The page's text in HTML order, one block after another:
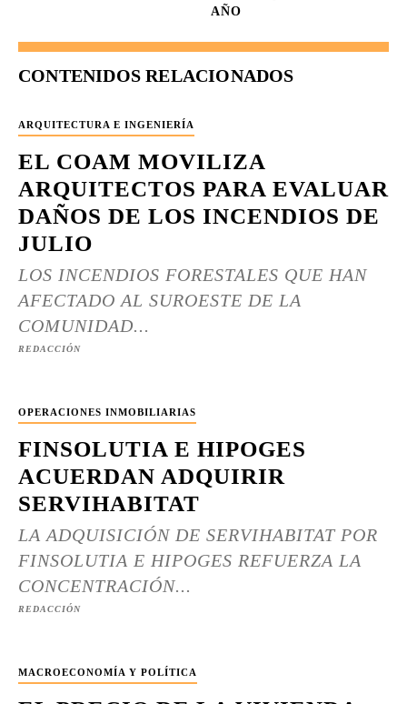
AÑO
CONTENIDOS RELACIONADOS
ARQUITECTURA E INGENIERÍA
EL COAM MOVILIZA
ARQUITECTOS PARA EVALUAR
DAÑOS DE LOS INCENDIOS DE
JULIO
LOS INCENDIOS FORESTALES QUE HAN
AFECTADO AL SUROESTE DE LA
COMUNIDAD...
REDACCIÓN
OPERACIONES INMOBILIARIAS
FINSOLUTIA E HIPOGES
ACUERDAN ADQUIRIR
SERVIHABITAT
LA ADQUISICIÓN DE SERVIHABITAT POR
FINSOLUTIA E HIPOGES REFUERZA LA
CONCENTRACIÓN...
REDACCIÓN
MACROECONOMÍA Y POLÍTICA